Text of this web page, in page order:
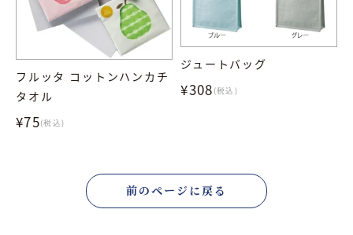
フルッタ コットンハンカチ
タオル
¥75(税込)
ジュートバッグ
¥308 (税込)
前のページに戻る